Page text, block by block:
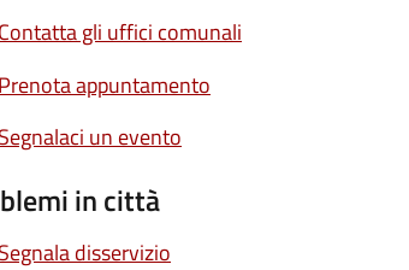
Contatta gli uffici comunali
Prenota appuntamento
Segnalaci un evento
in città
Segnala disservizio